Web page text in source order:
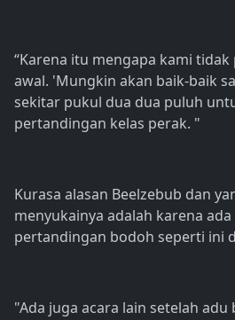
“Karena itu mengapa kami
awal. 'Mungkin akan baik-baik
sekitar pukul dua dua puluh
pertandingan kelas perak. "
Kurasa alasan Beelzebub dan
menyukainya adalah karena
pertandingan bodoh seperti ini
"Ada juga acara lain setelah adu